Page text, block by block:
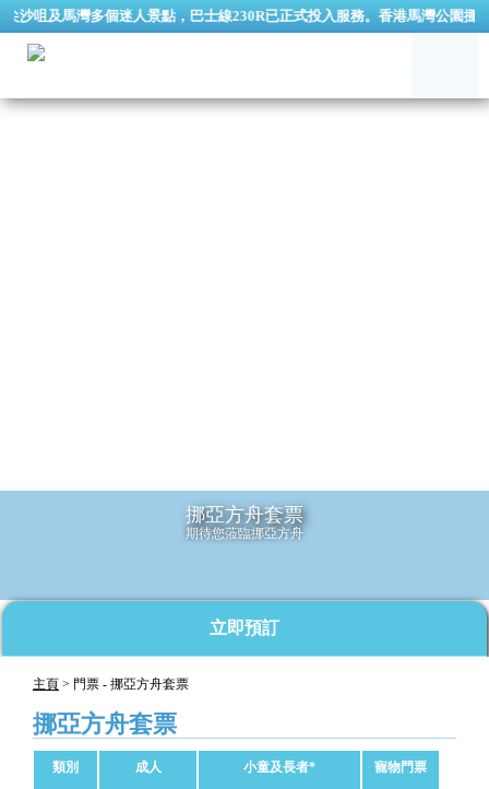
咀及馬灣多個迷人景點，巴士線230R已正式投入服務。香港馬灣公園挪
挪亞方舟套票
期待您蒞臨挪亞方舟
立即預訂
主頁 > 門票 - 挪亞方舟套票
挪亞方舟套票
類別 成人 小童及長者* 寵物門票